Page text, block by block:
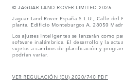
© JAGUAR LAND ROVER LIMITED 2026
Jaguar Land Rover España S.L.U., Calle
planta, Edificio Monteburgos A, 28050
Los ajustes inteligentes se lanzarán como
software inalámbrica. El desarrollo y la
sujetos a cambios de planificación y
podrían variar.
VER REGULACIÓN (EU) 2020/740 PDF